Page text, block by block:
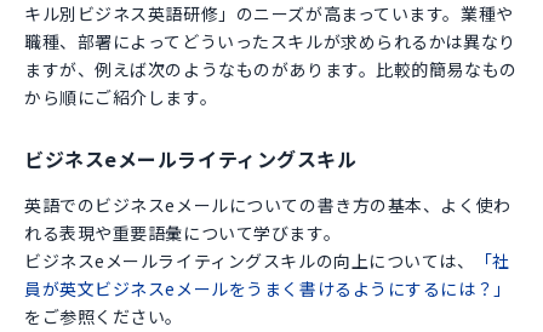
キル別ビジネス英語研修」のニーズが高まっています。業種や
職種、部署によってどういったスキルが求められるかは異なり
ますが、例えば次のようなものがあります。比較的簡易なもの
から順にご紹介します。
ビジネスeメールライティングスキル
英語でのビジネスeメールについての書き方の基本、よく使わ
れる表現や重要語彙について学びます。
ビジネスeメールライティングスキルの向上については、
「社
員が英文ビジネスeメールをうまく書けるようにするには？」
をご参照ください。